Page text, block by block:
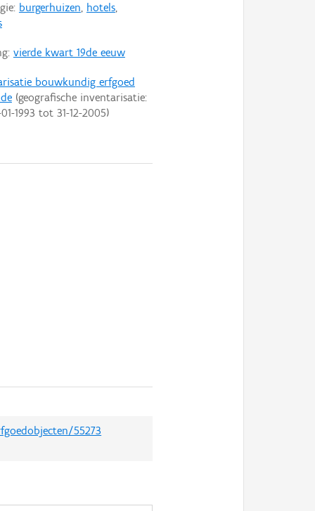
burgerhuizen, hotels,
vierde kwart 19de eeuw
bouwkundig erfgoed
(geografische inventarisatie:
1993 tot 31-12-2005)
55273